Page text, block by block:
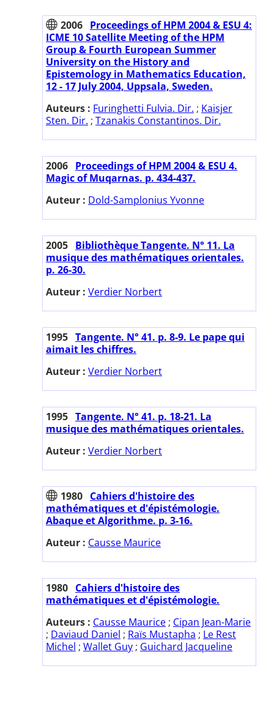
2006 Proceedings of HPM 2004 & ESU 4:
ICME 10 Satellite Meeting of the HPM
Group & Fourth European Summer
University on the History and
Epistemology in Mathematics Education,
12 - 17 July 2004, Uppsala, Sweden.
Auteurs : Furinghetti Fulvia. Dir. ; Kaisjer
Sten. Dir. ; Tzanakis Constantinos. Dir.
2006 Proceedings of HPM 2004 & ESU 4.
Magic of Muqarnas. p. 434-437.
Auteur : Dold-Samplonius Yvonne
2005 Bibliothèque Tangente. N° 11. La
musique des mathématiques orientales.
p. 26-30.
Auteur : Verdier Norbert
1995 Tangente. N° 41. p. 8-9. Le pape qui
aimait les chiffres.
Auteur : Verdier Norbert
1995 Tangente. N° 41. p. 18-21. La
musique des mathématiques orientales.
Auteur : Verdier Norbert
1980 Cahiers d'histoire des
mathématiques et d'épistémologie.
Abaque et Algorithme. p. 3-16.
Auteur : Causse Maurice
1980 Cahiers d'histoire des
mathématiques et d'épistémologie.
Auteurs : Causse Maurice ; Cipan Jean-Marie
; Daviaud Daniel ; Raïs Mustapha ; Le Rest
Michel ; Wallet Guy ; Guichard Jacqueline